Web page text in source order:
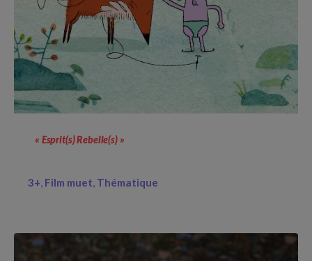
« Esprit(s) Rebelle(s) »
3+ Film muet Thématique